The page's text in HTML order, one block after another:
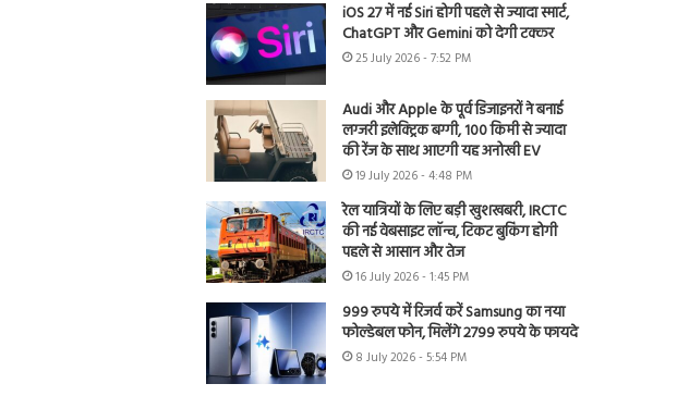
iOS 27 में नई Siri होगी पहले से ज्यादा स्मार्ट,
ChatGPT और Gemini को देगी टक्कर
25 July 2026 - 7:52 PM
Audi और Apple के पूर्व डिजाइनरों ने बनाई
लग्जरी इलेक्ट्रिक बग्गी, 100 किमी से ज्यादा
की रेंज के साथ आएगी यह अनोखी EV
19 July 2026 - 4:48 PM
रेल यात्रियों के लिए बड़ी खुशखबरी, IRCTC
की नई वेबसाइट लॉन्च, टिकट बुकिंग होगी
पहले से आसान और तेज
16 July 2026 - 1:45 PM
999 रुपये में रिजर्व करें Samsung का नया
फोल्डेबल फोन, मिलेंगे 2799 रुपये के फायदे
8 July 2026 - 5:54 PM